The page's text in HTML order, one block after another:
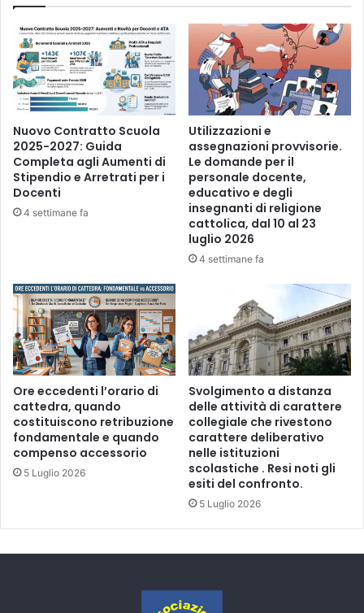
E
A
E
V
I
D
N
Z
E
"
-
i
d
N
.
9
2
2
0
3
Nuovo Contratto Scuola
2025-2027: Guida
Completa agli Aumenti di
Stipendio e Arretrati per i
Docenti
4 settimane fa
Utilizzazioni e
assegnazioni provvisorie.
Le domande per il
personale docente,
educativo e degli
insegnanti di religione
cattolica, dal 10 al 23
luglio 2026
4 settimane fa
Ore eccedenti l’orario di
cattedra, quando
costituiscono retribuzione
fondamentale e quando
compenso accessorio
5 Luglio 2026
Svolgimento a distanza
delle attività di carattere
collegiale che rivestono
carattere deliberativo
nelle istituzioni
scolastiche . Resi noti gli
esiti del confronto.
5 Luglio 2026